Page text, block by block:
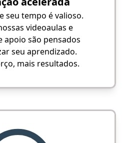
seu tempo é valioso.
videoaulas e
apoio são pensados
seu aprendizado.
mais resultados.